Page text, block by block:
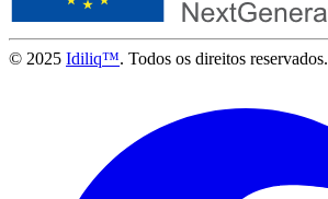
© 2025 Idiliq™. Todos os direitos reservados.